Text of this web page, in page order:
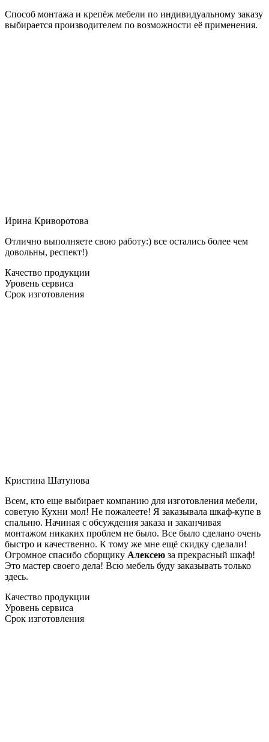
Способ монтажа и крепёж мебели по индивидуальному заказу
выбирается производителем по возможности её применения.
Ирина Криворотова
Отлично выполняете свою работу:) все остались более чем
довольны, респект!)
Качество продукции
Уровень сервиса
Срок изготовления
Кристина Шатунова
Всем, кто еще выбирает компанию для изготовления мебели,
советую Кухни мол! Не пожалеете! Я заказывала шкаф-купе в
спальню. Начиная с обсуждения заказа и заканчивая
монтажом никаких проблем не было. Все было сделано очень
быстро и качественно. К тому же мне ещё скидку сделали!
Огромное спасибо сборщику Алексею за прекрасный шкаф!
Это мастер своего дела! Всю мебель буду заказывать только
здесь.
Качество продукции
Уровень сервиса
Срок изготовления